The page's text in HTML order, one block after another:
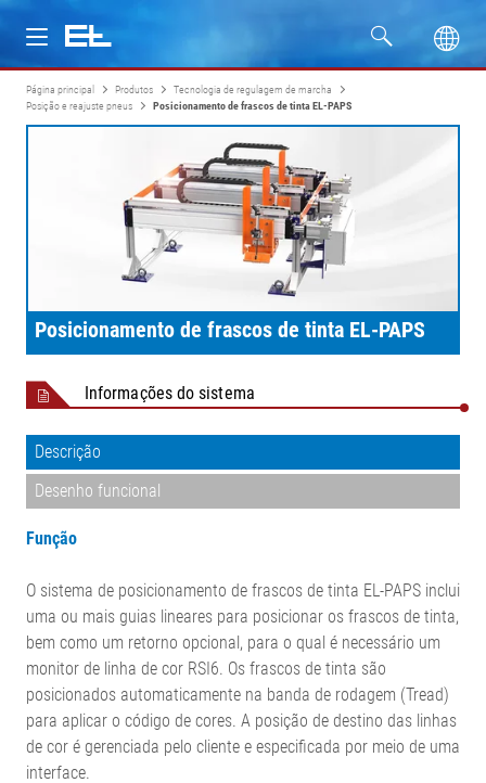
Produtos
Página principal Produtos
Tecnologia de regulagem de marcha
Posição e reajuste pneus
Posicionamento de frascos de tinta EL-PAPS
Posicionamento de frascos de tinta EL-PAPS
Informações do sistema
Descrição
Desenho funcional
Função
O sistema de posicionamento de frascos de tinta EL-PAPS inclui
uma ou mais guias lineares para posicionar os frascos de tinta,
bem como um retorno opcional, para o qual é necessário um
monitor de linha de cor RSI6. Os frascos de tinta são
posicionados automaticamente na banda de rodagem (Tread)
para aplicar o código de cores. A posição de destino das linhas
de cor é gerenciada pelo cliente e especificada por meio de uma
interface.